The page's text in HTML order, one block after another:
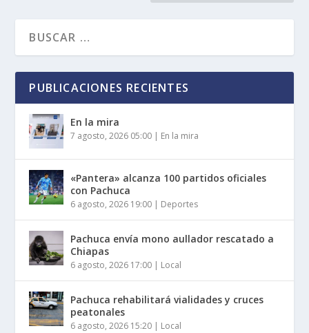
PUBLICACIONES RECIENTES
En la mira
7 agosto, 2026 05:00 | En la mira
«Pantera» alcanza 100 partidos oficiales
con Pachuca
6 agosto, 2026 19:00 | Deportes
Pachuca envía mono aullador rescatado a
Chiapas
6 agosto, 2026 17:00 | Local
Pachuca rehabilitará vialidades y cruces
peatonales
6 agosto, 2026 15:20 | Local